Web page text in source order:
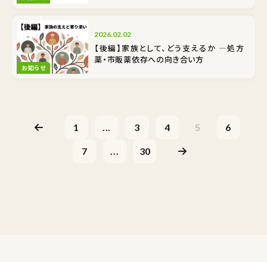
お知らせ
2026.02.02
【後編】家族として、どう支えるか ―処方
薬・市販薬依存への向き合い方
1 ... 3 4 5 6
7 ... 30